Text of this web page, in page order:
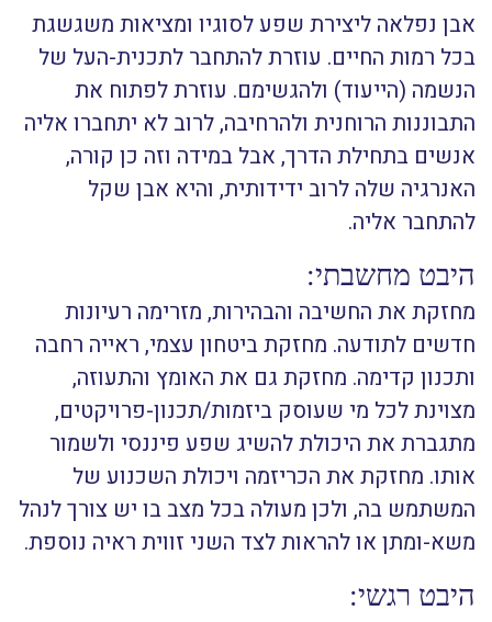
אבן נפלאה ליצירת שפע לסוגיו ומציאות משגשגת
בכל רמות החיים. עוזרת להתחבר לתכנית-העל של
הנשמה (הייעוד) ולהגשימם. עוזרת לפתוח את
התבוננות הרוחנית ולהרחיבה, לרוב לא יתחברו אליה
אנשים בתחילת הדרך, אבל במידה וזה כן קורה,
האנרגיה שלה לרוב ידידותית, והיא אבן שקל
להתחבר אליה.
היבט מחשבתי:
מחזקת את החשיבה והבהירות, מזרימה רעיונות
חדשים לתודעה. מחזקת ביטחון עצמי, ראייה רחבה
ותכנון קדימה. מחזקת גם את האומץ והתעוזה,
מצוינת לכל מי שעוסק ביזמות/תכנון-פרויקטים,
מתגברת את היכולת להשיג שפע פיננסי ולשמור
אותו. מחזקת את הכריזמה ויכולת השכנוע של
המשתמש בה, ולכן מעולה בכל מצב בו יש צורך לנהל
משא-ומתן או להראות לצד השני זווית ראיה נוספת.
היבט רגשי: